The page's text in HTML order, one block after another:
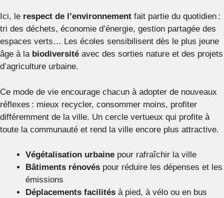
Ici, le respect de l’environnement fait partie du quotidien :
tri des déchets, économie d’énergie, gestion partagée des
espaces verts… Les écoles sensibilisent dès le plus jeune
âge à la biodiversité avec des sorties nature et des projets
d’agriculture urbaine.
Ce mode de vie encourage chacun à adopter de nouveaux
réflexes : mieux recycler, consommer moins, profiter
différemment de la ville. Un cercle vertueux qui profite à
toute la communauté et rend la ville encore plus attractive.
Végétalisation urbaine pour rafraîchir la ville
Bâtiments rénovés pour réduire les dépenses et les
émissions
Déplacements facilités à pied, à vélo ou en bus